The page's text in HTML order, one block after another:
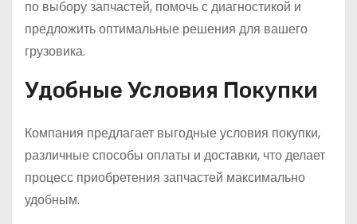
по выбору запчастей, помочь с диагностикой и
предложить оптимальные решения для вашего
грузовика.
Удобные Условия Покупки
Компания предлагает выгодные условия покупки,
различные способы оплаты и доставки, что делает
процесс приобретения запчастей максимально
удобным.